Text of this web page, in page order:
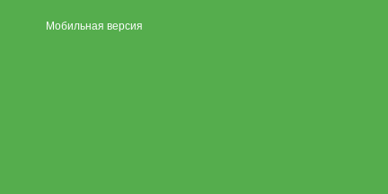
Мобильная версия